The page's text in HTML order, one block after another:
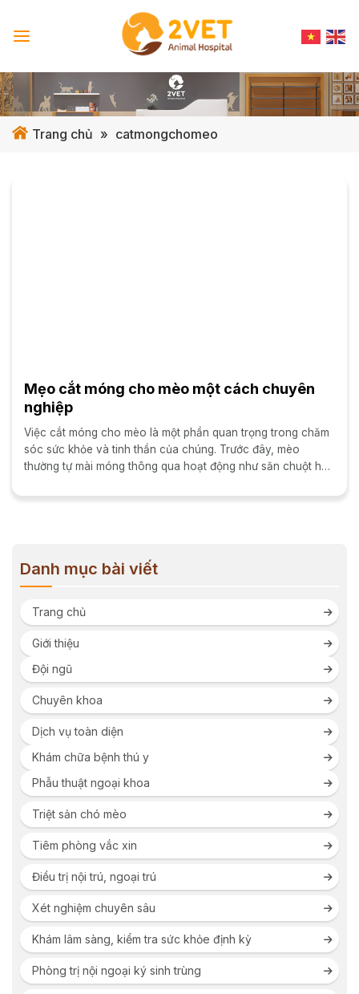
Trang chủ » catmongchomeo
Mẹo cắt móng cho mèo một cách chuyên
nghiệp
Việc cắt móng cho mèo là một phần quan trọng trong chăm
sóc sức khỏe và tinh thần của chúng. Trước đây, mèo
thường tự mài móng thông qua hoạt động như săn chuột hay
Danh mục bài viết
Trang chủ
Giới thiệu
Đội ngũ
Chuyên khoa
Dịch vụ toàn diện
Khám chữa bệnh thú y
Phẫu thuật ngoại khoa
Triệt sản chó mèo
Tiêm phòng vắc xin
Điều trị nội trú, ngoại trú
Xét nghiệm chuyên sâu
Khám lâm sàng, kiểm tra sức khỏe định kỳ
Phòng trị nội ngoại ký sinh trùng